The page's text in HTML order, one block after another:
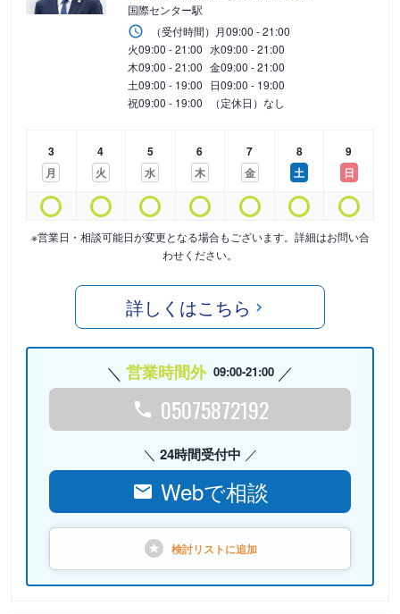
国際センター駅
（受付時間） 月09:00 - 21:00
火09:00 - 21:00 水09:00 - 21:00
木09:00 - 21:00 金09:00 - 21:00
土09:00 - 19:00 日09:00 - 19:00
祝09:00 - 19:00 （定休日）なし
3
月
4
火
5
水
6
木
7
金
8
土
9
日
※営業日・相談可能日が変更となる場合もございます。詳細はお問い合
わせください。
詳しくはこちら
営業時間外 09:00-21:00
05075872192
24時間受付中
Webで相談
検討リストに追加